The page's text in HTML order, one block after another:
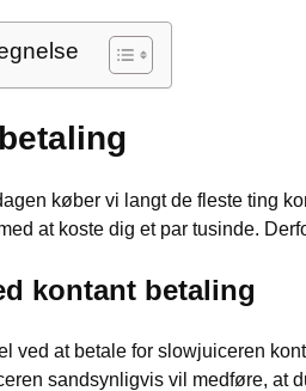
køber vi langt de fleste ting
at koste dig et par tusinde.
kontant betaling
ved at betale for slowjuiceren
sandsynligvis vil medføre, at